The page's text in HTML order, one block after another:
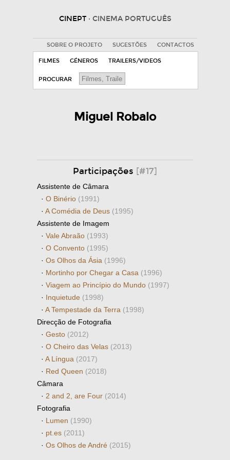
CINEPT · CINEMA PORTUGUÊS
SOBRE O PROJETO SUGESTÕES CONTACTOS
FILMES GÉNEROS TRAILERS/VIDEOS
PROCURAR
Miguel Robalo
Participações [#17]
Assistente de Câmara
· O Binério (1991)
· A Comédia de Deus (1995)
Assistente de Imagem
· Vale Abraão (1993)
· O Convento (1995)
· Os Olhos da Ásia (1996)
· Mortinho por Chegar a Casa (1996)
· Viagem ao Princípio do Mundo (1997)
· Inquietude (1998)
· A Tempestade da Terra (1998)
Direcção de Fotografia
· Gesto (2012)
· O Cheiro das Velas (2013)
· A Língua (2017)
· Red Queen (2018)
Câmara
· 2 and 2, are Four (2014)
Fotografia
· Lumen (1990)
· pt.es (2011)
· Os Olhos de André (2015)